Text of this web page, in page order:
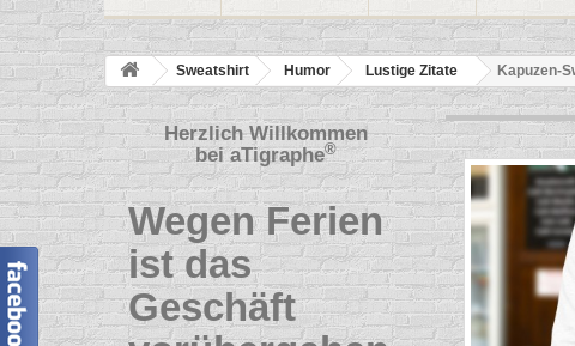
Sweatshirt Humor Lustige Zitate Kapuzen-
Herzlich Willkommen
beiaTigraphe®
Wegen Ferien
ist das
Geschäft